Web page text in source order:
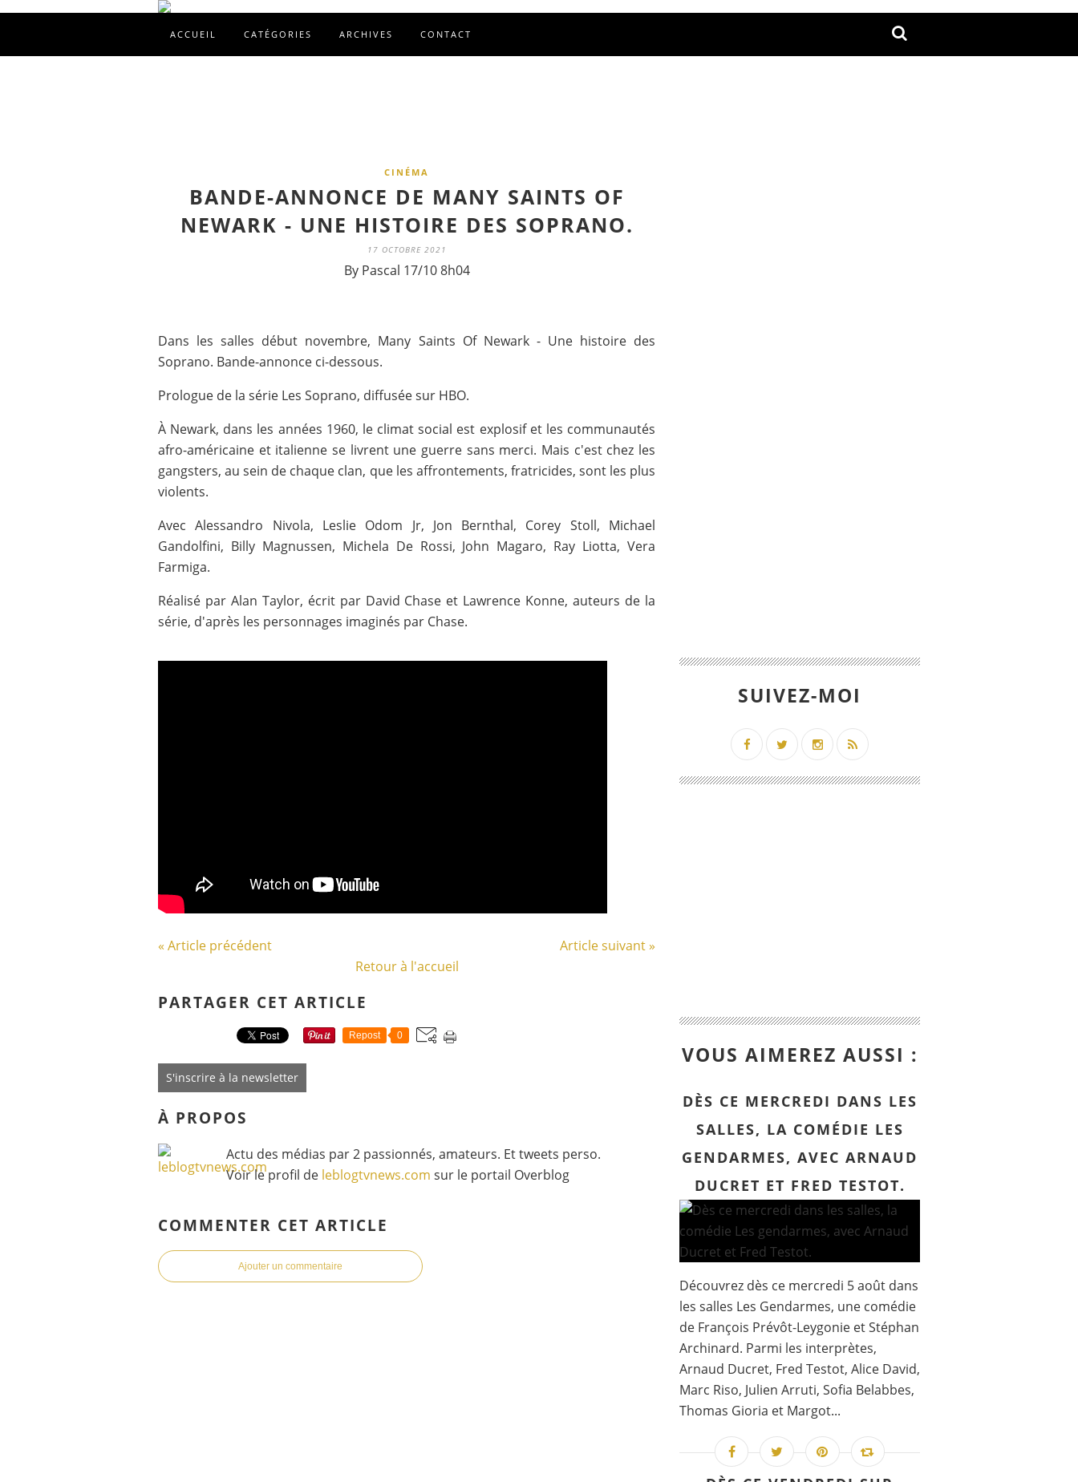
ACCUEIL CATÉGORIES ARCHIVES CONTACT
CINÉMA
BANDE-ANNONCE DE MANY SAINTS OF
NEWARK - UNE HISTOIRE DES SOPRANO.
17 OCTOBRE 2021
By Pascal 17/10 8h04
Dans les salles début novembre, Many Saints Of Newark - Une histoire des
Soprano. Bande-annonce ci-dessous.
Prologue de la série Les Soprano, diffusée sur HBO.
À Newark, dans les années 1960, le climat social est explosif et les communautés
afro-américaine et italienne se livrent une guerre sans merci. Mais c'est chez les
gangsters, au sein de chaque clan, que les affrontements, fratricides, sont les plus
violents.
Avec Alessandro Nivola, Leslie Odom Jr, Jon Bernthal, Corey Stoll, Michael
Gandolfini, Billy Magnussen, Michela De Rossi, John Magaro, Ray Liotta, Vera
Farmiga.
Réalisé par Alan Taylor, écrit par David Chase et Lawrence Konne, auteurs de la
série, d'après les personnages imaginés par Chase.
« Article précédent
Article suivant »
Retour à l'accueil
PARTAGER CET ARTICLE
Repost 0
S'inscrire à la newsletter
À PROPOS
Actu des médias par 2 passionnés, amateurs. Et tweets perso.
Voir le profil de leblogtvnews.com sur le portail Overblog
COMMENTER CET ARTICLE
Ajouter un commentaire
SUIVEZ-MOI
VOUS AIMEREZ AUSSI :
DÈS CE MERCREDI DANS LES
SALLES, LA COMÉDIE LES
GENDARMES, AVEC ARNAUD
DUCRET ET FRED TESTOT.
Découvrez dès ce mercredi 5 août dans
les salles Les Gendarmes, une comédie
de François Prévôt-Leygonie et Stéphan
Archinard. Parmi les interprètes,
Arnaud Ducret, Fred Testot, Alice David,
Marc Riso, Julien Arruti, Sofia Belabbes,
Thomas Gioria et Margot...